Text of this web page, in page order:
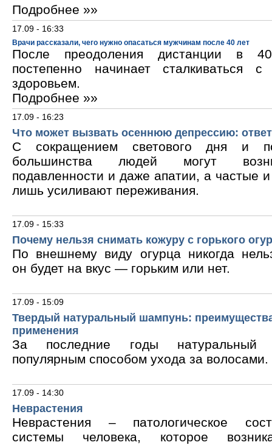
Подробнее »»
17.09 - 16:33
Врачи рассказали, чего нужно опасаться мужчинам после 40 лет
После преодоления дистанции в
постепенно начинает сталкиваться
здоровьем.
Подробнее »»
17.09 - 16:23
Что может вызвать осеннюю депрессию:
С сокращением светового дня и
большинства людей могут
подавленности и даже апатии, а частые
лишь усиливают переживания.
17.09 - 15:33
Почему нельзя снимать кожуру с горького
По внешнему виду огурца никогда
он будет на вкус — горьким или нет.
17.09 - 15:09
Твердый натуральный шампунь:
применения
За последние годы натуральный
популярным способом ухода за волосами.
17.09 - 14:30
Неврастения
Неврастения – патологическое
системы человека, которое